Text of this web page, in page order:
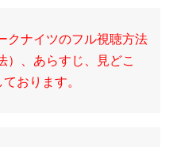
クナイツのフル視聴方法
）、あらすじ、見どこ
おります。